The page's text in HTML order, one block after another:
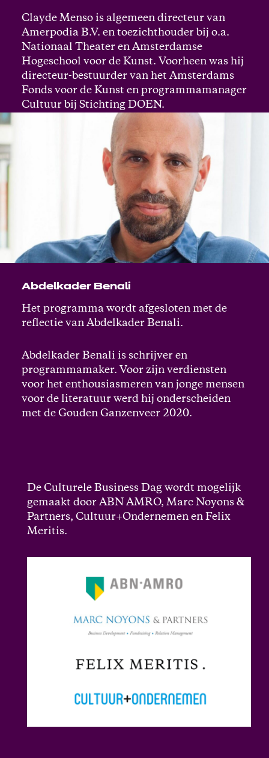
Clayde Menso is algemeen directeur van
Amerpodia B.V. en toezichthouder bij o.a.
Nationaal Theater en Amsterdamse
Hogeschool voor de Kunst. Voorheen was hij
directeur-bestuurder van het Amsterdams
Fonds voor de Kunst en programmamanager
Cultuur bij Stichting DOEN.
Abdelkader Benali
Het programma wordt afgesloten met de
reflectie van Abdelkader Benali.
Abdelkader Benali is schrijver en
programmamaker. Voor zijn verdiensten
voor het enthousiasmeren van jonge mensen
voor de literatuur werd hij onderscheiden
met de Gouden Ganzenveer 2020.
De Culturele Business Dag wordt mogelijk
gemaakt door ABN AMRO, Marc Noyons &
Partners, Cultuur+Ondernemen en Felix
Meritis.